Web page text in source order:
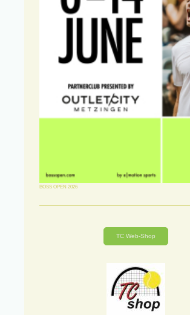
BOSS OPEN 2026
TC Web-Shop